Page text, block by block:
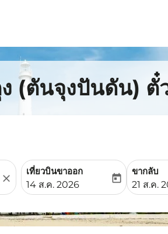
(ตันจุงปันดัน) ตั๋
close
เที่ยวบินขาออก
fc-booking-departure-date-
14 ส.ค. 2026
today
ขากลับ
fc-
21 ส.ค.